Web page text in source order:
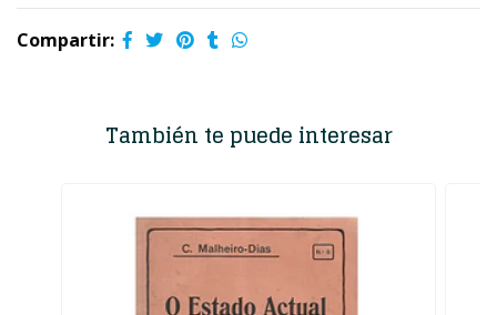
Compartir:
También te puede interesar